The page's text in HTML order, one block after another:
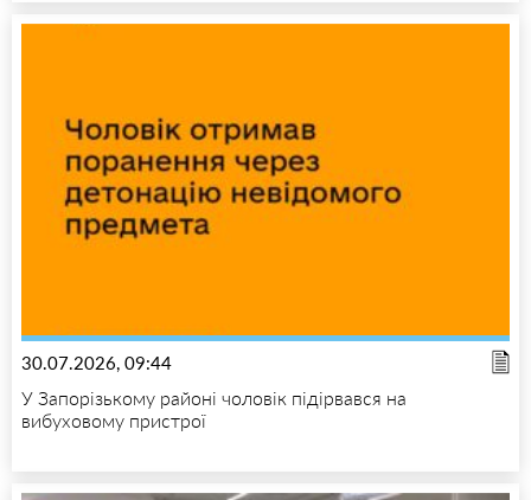
30.07.2026, 09:44
У Запорізькому районі чоловік підірвався на
вибуховому пристрої